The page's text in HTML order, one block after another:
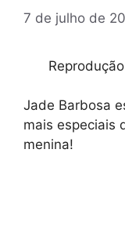
7 de julho de
Jade Barbosa
mais especiais
menina!